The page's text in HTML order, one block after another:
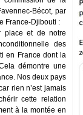
Bécot, par
France-Djibouti :
place et de notre
des
en France dont la
démontre une
Nos deux pays
rien n’est jamais
cette relation
à la montée en